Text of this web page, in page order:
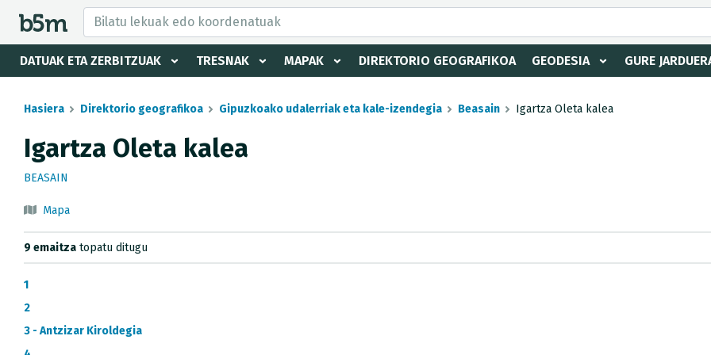
DATUAK ETA ZERBITZUAK TRESNAK MAPAK DIREKTORIO GEOGRAFIKOA GEODESIA GURE
eta direktorioa izkutatu
Hasiera Direktorio geografikoa Gipuzkoako udalerriak eta kale-izendegia Beasain Igartza Oleta kalea
Igartza Oleta kalea
BEASAIN
Mapa
9 emaitza topatu ditugu
1
2
3 - Antzizar Kiroldegia